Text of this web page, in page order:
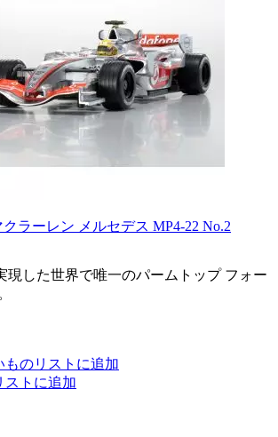
クラーレン メルセデス MP4-22 No.2
現した世界で唯一のパームトップ フォー
ものリストに追加
ストに追加